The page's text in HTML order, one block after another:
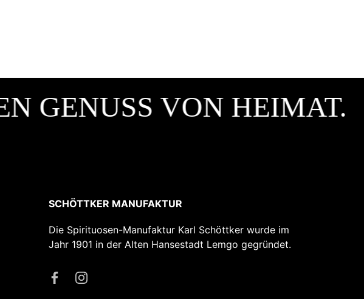
GENUSS VON HEIMAT.
SCHÖTTKER MANUFAKTUR
Die Spirituosen-Manufaktur Karl Schöttker wurde im
Jahr 1901 in der Alten Hansestadt Lemgo gegründet.